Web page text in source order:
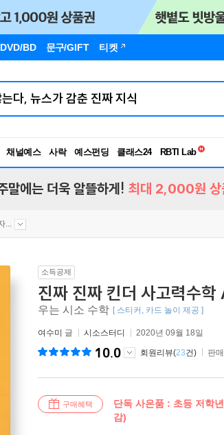
DVD/BD 문구/GIFT 티켓
채널예스 사락 예스펀딩 클래스24
RBTI Lab
독서유형검사
말에는 더욱 알뜰하게! 최대 2,000원 상
...
소득공제
진짜 진짜 킨더 사고력수
우는 시소 수학 [ 스티커, 카드 놀이 제공 ]
여수미 글 시소스터디 2020년 09월 18일
10.0 회원리뷰(23건) 판
구매혜택
단독 사은품 : 초등 저학
감)